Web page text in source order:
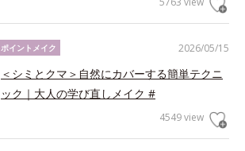
2026/05/15
ポイントメイク
＜シミとクマ＞自然にカバーする簡単テクニ
ック｜大人の学び直しメイク #
4549 view